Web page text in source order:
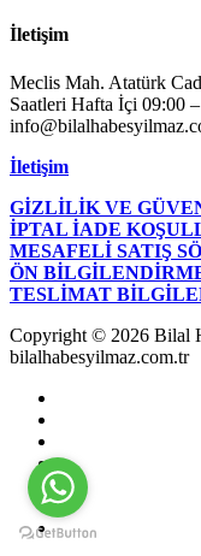
İletişim
Meclis Mah. Atatürk
Saatleri Hafta İçi 09:00
İletişim
GİZLİLİK VE
İPTAL İADE
MESAFELİ SATIŞ
ÖN
TESLİMAT
Copyright © 2026 Bilal
bilalhabesyilmaz.com.tr